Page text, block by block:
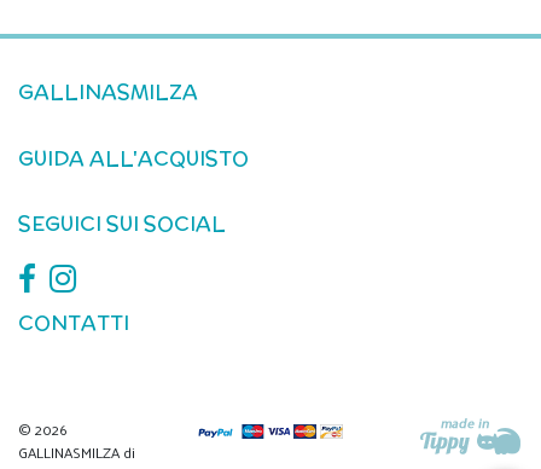
GALLINASMILZA
GUIDA ALL'ACQUISTO
SEGUICI SUI SOCIAL
CONTATTI
© 2026
GALLINASMILZA di